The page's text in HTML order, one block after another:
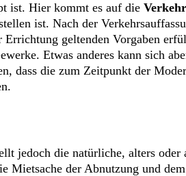
ist. Hier kommt es auf die
ist. Nach der
geltenden Vorgaben
Etwas anderes kann sich
dass die zum Zeitpunkt der
jedoch die natürliche, alters oder
Mietsache der Abnutzung und